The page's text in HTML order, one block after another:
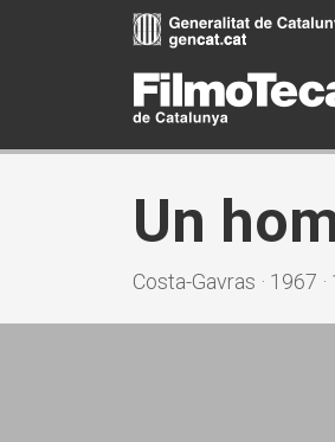
Un
Costa-Gavras · 1967 ·